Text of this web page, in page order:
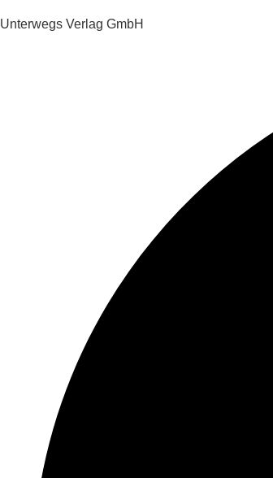
Unterwegs Verlag GmbH